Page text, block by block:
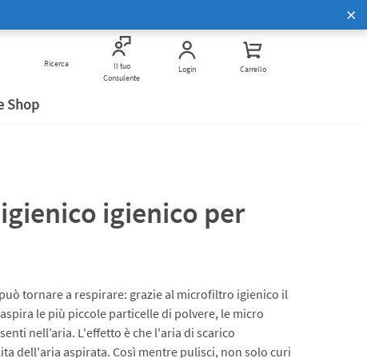
Ricerca
Il tuo
Consulente
Login Carrello
Corsi di Cucina Bimby
Vivi Bimby insieme a noi
Scopri di più
Verifica anti frode
Shop
igienico per
tornare a respirare: grazie al microfiltro igienico il
le più piccole particelle di polvere, le micro
nell’aria. L'effetto è che l'aria di scarico
dell'aria aspirata. Così mentre pulisci, non solo curi